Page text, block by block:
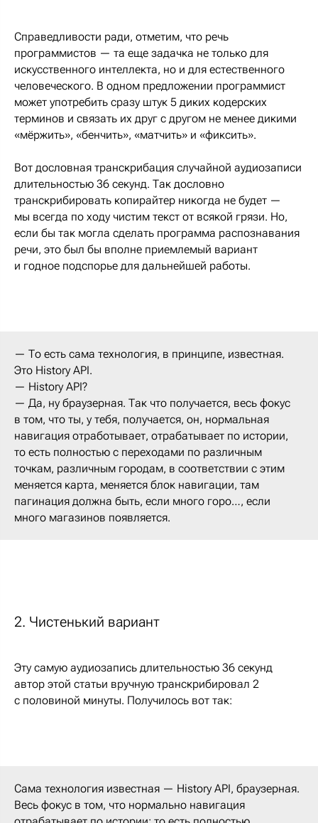
Справедливости ради, отметим, что речь
программистов — та еще задачка не только для
искусственного интеллекта, но и для естественного
человеческого. В одном предложении программист
может употребить сразу штук 5 диких кодерских
терминов и связать их друг с другом не менее дикими
«мёржить», «бенчить», «матчить» и «фиксить».
Вот дословная транскрибация случайной аудиозаписи
длительностью 36 секунд. Так дословно
транскрибировать копирайтер никогда не будет —
мы всегда по ходу чистим текст от всякой грязи. Но,
если бы так могла сделать программа распознавания
речи, это был бы вполне приемлемый вариант
и годное подспорье для дальнейшей работы.
— То есть сама технология, в принципе, известная.
Это History API.
— History API?
— Да, ну браузерная. Так что получается, весь фокус
в том, что ты, у тебя, получается, он, нормальная
навигация отработывает, отрабатывает по истории,
то есть полностью с переходами по различным
точкам, различным городам, в соответствии с этим
меняется карта, меняется блок навигации, там
пагинация должна быть, если много горо…, если
много магазинов появляется.
2. Чистенький вариант
Эту самую аудиозапись длительностью 36 секунд
автор этой статьи вручную транскрибировал 2
с половиной минуты. Получилось вот так:
Сама технология известная — History API, браузерная.
Весь фокус в том, что нормально навигация